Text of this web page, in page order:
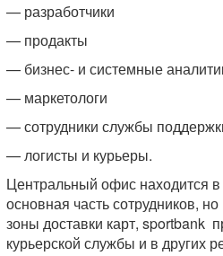
— разработчики
— продакты
— бизнес- и системные
— маркетологи
— сотрудники службы
— логисты и курьеры.
Центральный офис находится в
основная часть сотрудников,
зоны доставки карт, sportbank
курьерской службы и в других